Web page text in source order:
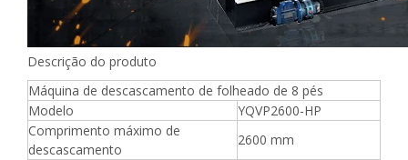
Descrição do produto
Máquina de descascamento de folheado de 8 pés
Modelo
YQVP2600-HP
Comprimento máximo de
descascamento
2600 mm